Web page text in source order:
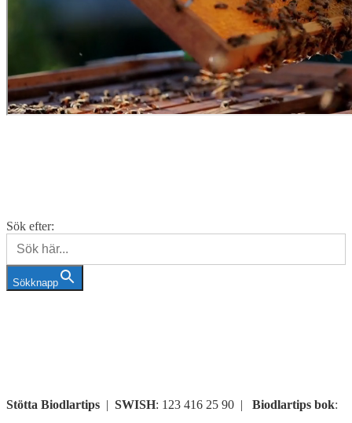
Sök efter:
Sökknapp
Stötta Biodlartips | SWISH: 123 416 25 90 | Biodlartips bok: